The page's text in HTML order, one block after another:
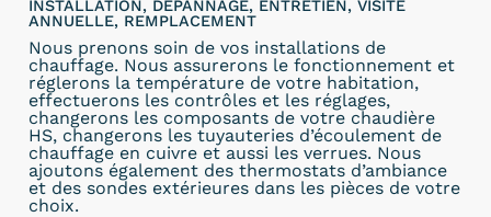
INSTALLATION, DÉPANNAGE, ENTRETIEN, VISITE
ANNUELLE, REMPLACEMENT
Nous prenons soin de vos installations de
chauffage. Nous assurerons le fonctionnement et
réglerons la température de votre habitation,
effectuerons les contrôles et les réglages,
changerons les composants de votre chaudière
HS, changerons les tuyauteries d’écoulement de
chauffage en cuivre et aussi les verrues. Nous
ajoutons également des thermostats d’ambiance
et des sondes extérieures dans les pièces de votre
choix.